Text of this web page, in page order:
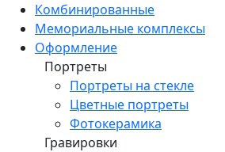
Комбинированные
Мемориальные комплексы
Оформление
Портреты
Портреты на стекле
Цветные портреты
Фотокерамика
Гравировки